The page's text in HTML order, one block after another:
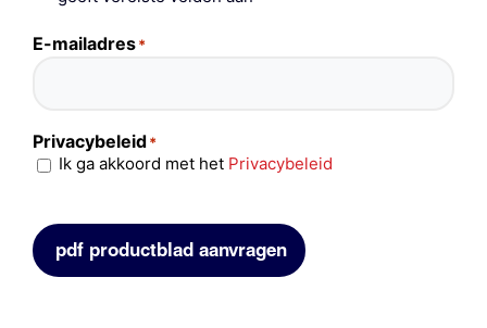
E-mailadres*
Privacybeleid*
Ik ga akkoord met het Privacybeleid
pdf productblad aanvragen